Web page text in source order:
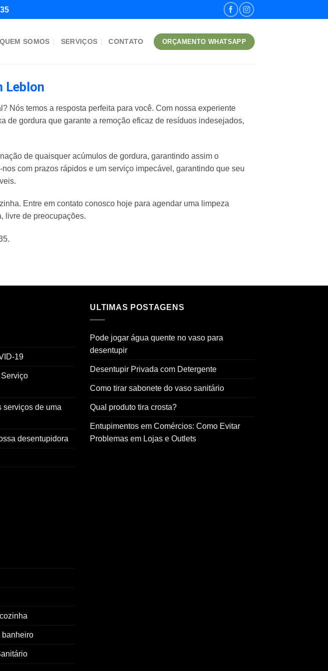
QUEM SOMOS SERVIÇOS CONTATO ORÇAMENTO WHATSAPP
Leblon
Nós temos a resposta perfeita para você. Com nossa experiente
de gordura que garante a remoção eficaz de resíduos indesejados,
de quaisquer acúmulos de gordura, garantindo assim o
com prazos rápidos e um serviço impecável, garantindo que seu
Entre em contato conosco hoje para agendar uma limpeza
livre de preocupações.
19
serviços de uma
desentupidora
ULTIMAS POSTAGENS
Pode jogar água quente no vaso para
desentupir
Desentupir Privada com Detergente
Como tirar sabonete do vaso sanitário
Qual produto tira crosta?
Entupimentos em Comércios: Como Evitar
Problemas em Lojas e Outlets
banheiro